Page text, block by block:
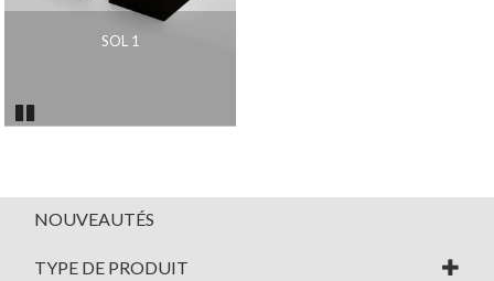
SOL 1
NOUVEAUTÉS
TYPE DE PRODUIT